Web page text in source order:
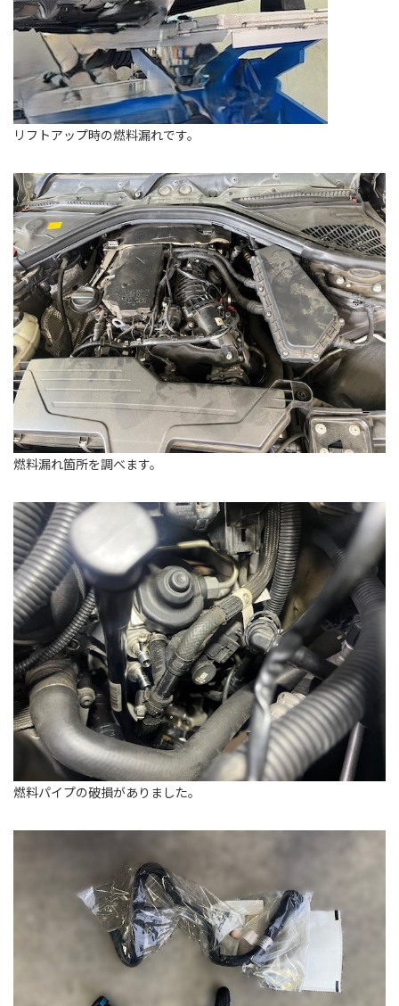
リフトアップ時の燃料漏れです。
燃料漏れ箇所を調べます。
燃料パイプの破損がありました。